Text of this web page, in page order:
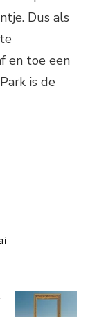
Dus als
en toe een
is de